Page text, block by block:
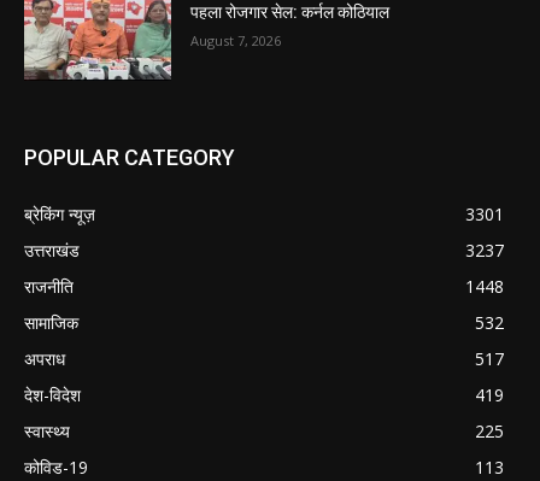
पहला रोजगार सेल: कर्नल कोठियाल
August 7, 2026
POPULAR CATEGORY
ब्रेकिंग न्यूज़
3301
उत्तराखंड
3237
राजनीति
1448
सामाजिक
532
अपराध
517
देश-विदेश
419
स्वास्थ्य
225
कोविड-19
113